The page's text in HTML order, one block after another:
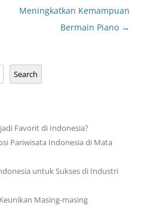
Meningkatkan Kemampuan
Bermain Piano →
Search
Favorit di Indonesia?
Pariwisata Indonesia di Mata
untuk Sukses di Industri
Masing-masing